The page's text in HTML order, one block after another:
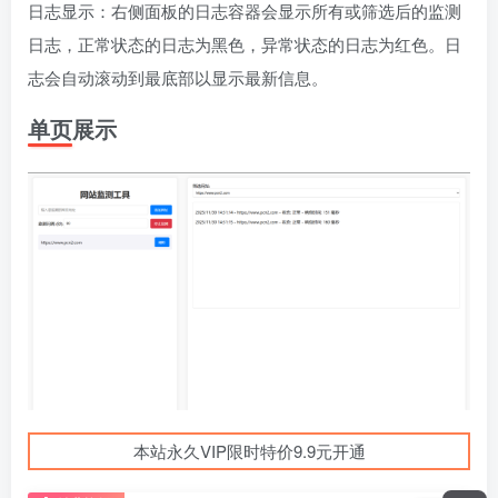
日志显示：右侧面板的日志容器会显示所有或筛选后的监测
日志，正常状态的日志为黑色，异常状态的日志为红色。日
志会自动滚动到最底部以显示最新信息。
单页展示
本站永久VIP限时特价9.9元开通